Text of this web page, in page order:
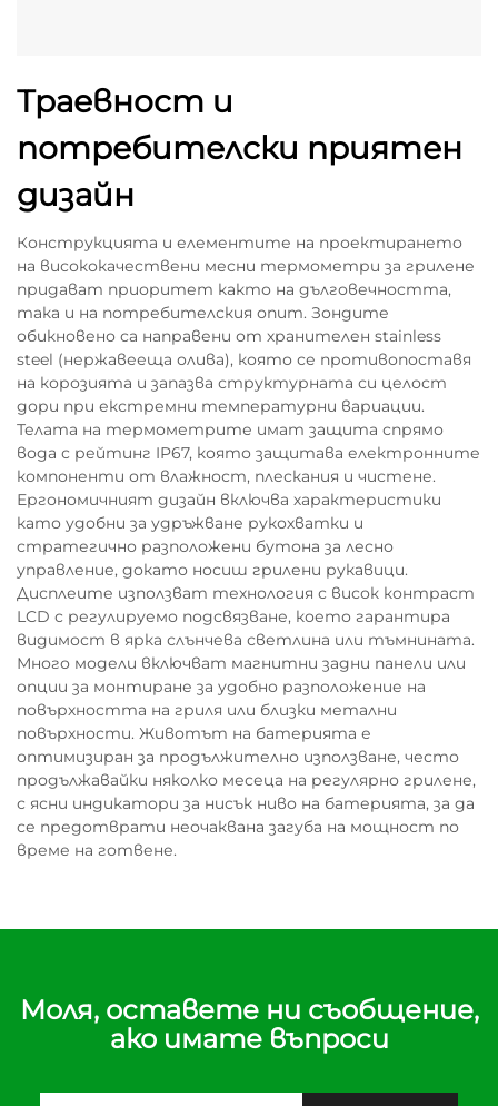
Траевност и
потребителски приятен
дизайн
Конструкцията и елементите на проектирането
на висококачествени месни термометри за грилене
придават приоритет както на дълговечността,
така и на потребителския опит. Зондите
обикновено са направени от хранителен stainless
steel (нержавееща олива), която се противопоставя
на корозията и запазва структурната си целост
дори при екстремни температурни вариации.
Телата на термометрите имат защита спрямо
вода с рейтинг IP67, която защитава електронните
компоненти от влажност, плескания и чистене.
Ергономичният дизайн включва характеристики
като удобни за удръжване рукохватки и
стратегично разположени бутона за лесно
управление, докато носиш грилени рукавици.
Дисплеите използват технология с висок контраст
LCD с регулируемо подсвязване, което гарантира
видимост в ярка слънчева светлина или тъмнината.
Много модели включват магнитни задни панели или
опции за монтиране за удобно разположение на
повърхността на гриля или близки метални
повърхности. Животът на батерията е
оптимизиран за продължително използване, често
продължавайки няколко месеца на регулярно грилене,
с ясни индикатори за нисък ниво на батерията, за да
се предотврати неочаквана загуба на мощност по
време на готвене.
Моля, оставете ни съобщение,
ако имате въпроси